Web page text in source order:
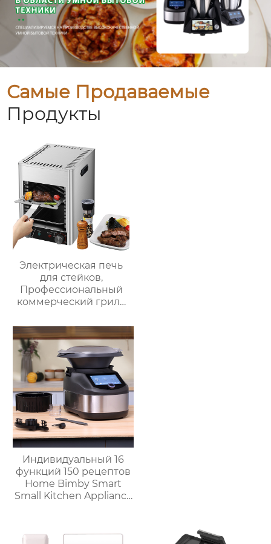
Самые Продаваемые
Продукты
Электрическая печь
для стейков,
Профессиональный
коммерческий гриль
столешнице, 10-
слойный гриль,
Постоянная
температура 800℃,
Нержавеющая сталь
Индивидуальный 16
функций 150 рецептов
Home Bimby Smart
Small Kitchen Appliance
кухонный комбайн